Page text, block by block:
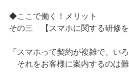
◆ここで働く！メリット
その三 【スマホに関する研修を
「スマホって契約が複雑で、い
それをお客様に案内するのは難